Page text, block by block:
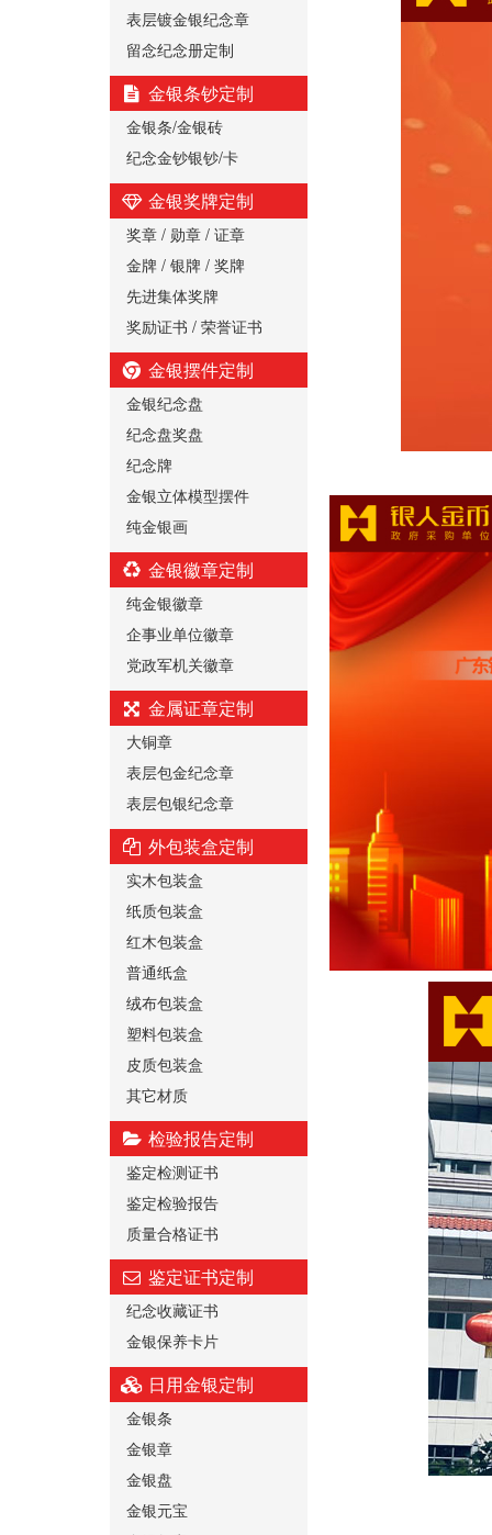
表层镀金银纪念章
留念纪念册定制
金银条钞定制
金银条/金银砖
纪念金钞银钞/卡
金银奖牌定制
奖章 / 勋章 / 证章
金牌 / 银牌 / 奖牌
先进集体奖牌
奖励证书 / 荣誉证书
金银摆件定制
金银纪念盘
纪念盘奖盘
纪念牌
金银立体模型摆件
纯金银画
金银徽章定制
纯金银徽章
企事业单位徽章
党政军机关徽章
金属证章定制
大铜章
表层包金纪念章
表层包银纪念章
外包装盒定制
实木包装盒
纸质包装盒
红木包装盒
普通纸盒
绒布包装盒
塑料包装盒
皮质包装盒
其它材质
检验报告定制
鉴定检测证书
鉴定检验报告
质量合格证书
鉴定证书定制
纪念收藏证书
金银保养卡片
日用金银定制
金银条
金银章
金银盘
金银元宝